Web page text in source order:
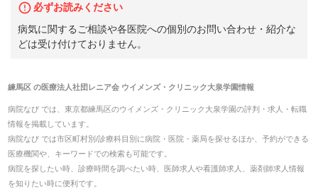
必ずお読みください
病気に関するご相談や各医院への個別のお問い合わせ・紹介な
どは受け付けておりません。
練馬区の医療法人社団レニア会 ウイメンズ・クリニック大泉学園情報
病院なび では、 東京都練馬区のウイメンズ・クリニック大泉学園の評判・求人・転職
情報を掲載しています。
病院なび では市区町村別/診療科目別に病院・医院・薬局を探せるほか、予約ができる
医療機関や、キーワードでの検索も可能です。
病院を探したい時、診療時間を調べたい時、医師求人や看護師求人、薬剤師求人情報
を知りたい時に便利です。